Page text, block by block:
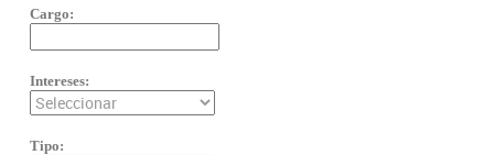
Cargo:
Intereses:
Tipo: